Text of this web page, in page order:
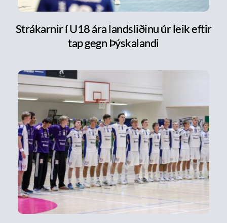
Strákarnir í U18 ára landsliðinu úr leik eftir
tap gegn Þýskalandi